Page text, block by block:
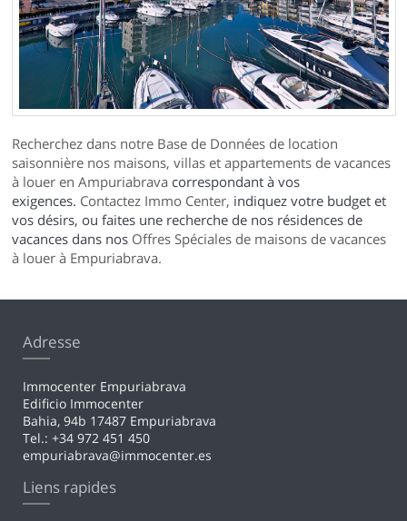
Recherchez dans notre Base de Données de location
saisonnière nos maisons, villas et appartements de vacances
à louer en Ampuriabrava correspondant à vos
exigences. Contactez Immo Center, indiquez votre budget et
vos désirs, ou faites une recherche de nos résidences de
vacances dans nos Offres Spéciales de maisons de vacances
à louer à Empuriabrava.
Adresse
Immocenter Empuriabrava
Edificio Immocenter
Bahia, 94b 17487 Empuriabrava
Tel.: +34 972 451 450
empuriabrava@immocenter.es
Liens rapides